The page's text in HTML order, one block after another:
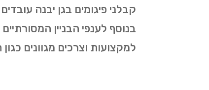
קבלני פיגומים בגן יבנה
בנוסף לענפי הבניין
למקצועות וצרכים מגוונים